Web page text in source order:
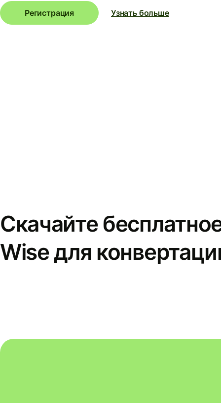
Регистрация Узнать больше
Скачайте
Wise для